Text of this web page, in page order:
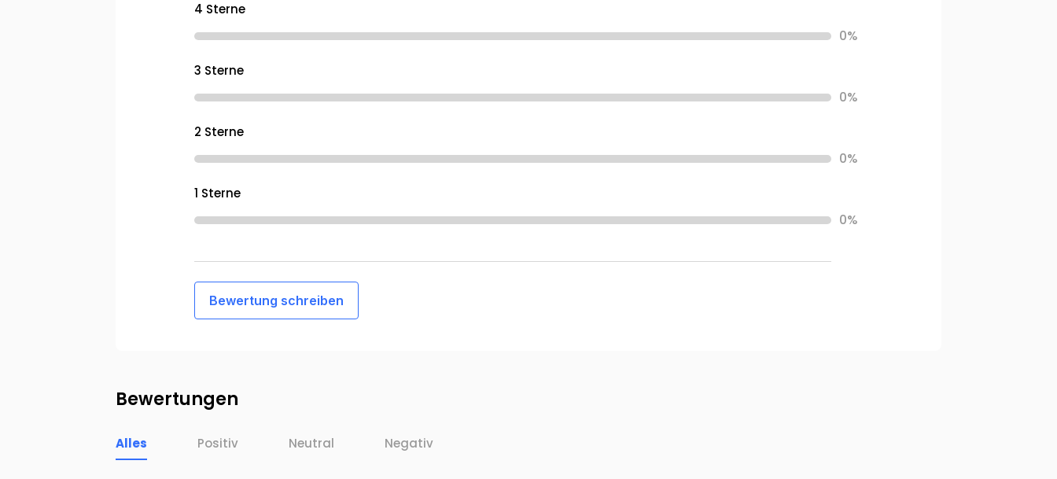
4 Sterne
0%
3 Sterne
0%
2 Sterne
0%
1 Sterne
0%
Bewertung schreiben
Bewertungen
Alles Positiv Neutral Negativ